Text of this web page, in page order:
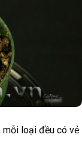
mỗi loại đều có vẻ